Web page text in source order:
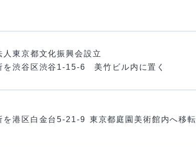
人東京都文化振興会設立
を渋谷区渋谷1-15-6 美竹ビル内に置く
を港区白金台5-21-9 東京都庭園美術館内へ移転